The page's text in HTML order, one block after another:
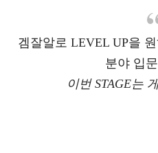
겜잘알로 LEVEL UP을
분야 입
이번 STAGE는